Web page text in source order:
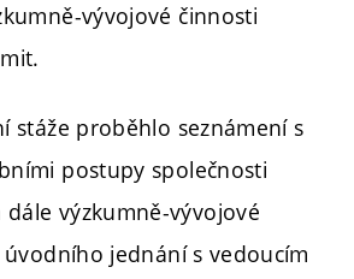
vývojové činnosti
stáže proběhlo seznámení s
postupy společnosti
dále výzkumně-vývojové
jednání s vedoucím